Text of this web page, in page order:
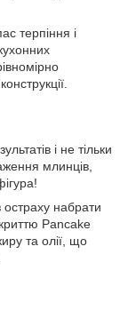
терпіння і
і не тільки
млинців,
набрати
Pancake
та олії, що